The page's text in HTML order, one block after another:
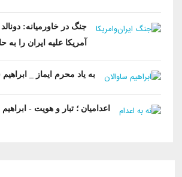
جنگ در خاورمیانه:
آمریکا علیه ایران را به
به یاد محرم ایماز _ ابراهیم
اعدامیان ؛ تبار و هویت -